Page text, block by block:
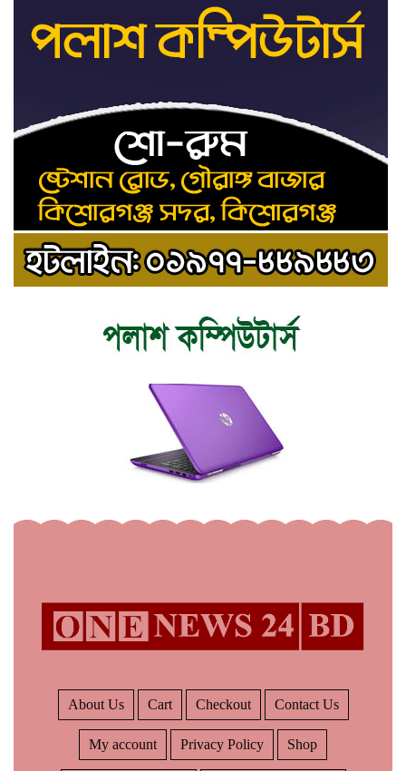
৯
তাড়াইলে রাউতি মানবসেবা ফাউন্ডেশনের
আয়োজনে কাফন-দাফন বিষয়ক বিশেষ
প্রশিক্ষণ কর্মশালা
About Us Cart Checkout Contact Us
My account Privacy Policy Shop